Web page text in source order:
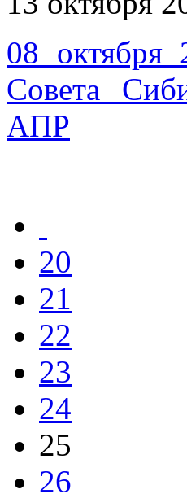
08 октября
Совета
АПР
20
21
22
23
24
25
26